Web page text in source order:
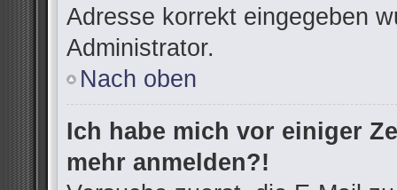
Adresse korrekt eingegeben
Administrator.
Nach oben
Ich habe mich vor einiger
mehr anmelden?!